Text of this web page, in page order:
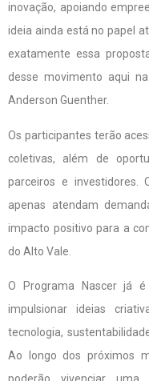
inovação, apoiando
ideia ainda está no papel
exatamente essa
desse movimento aqui
Anderson Guenther.
Os participantes terão
coletivas, além de
parceiros e investidores.
apenas atendam
impacto positivo para a
do Alto Vale.
O Programa Nascer já
impulsionar ideias
tecnologia,
Ao longo dos próximos